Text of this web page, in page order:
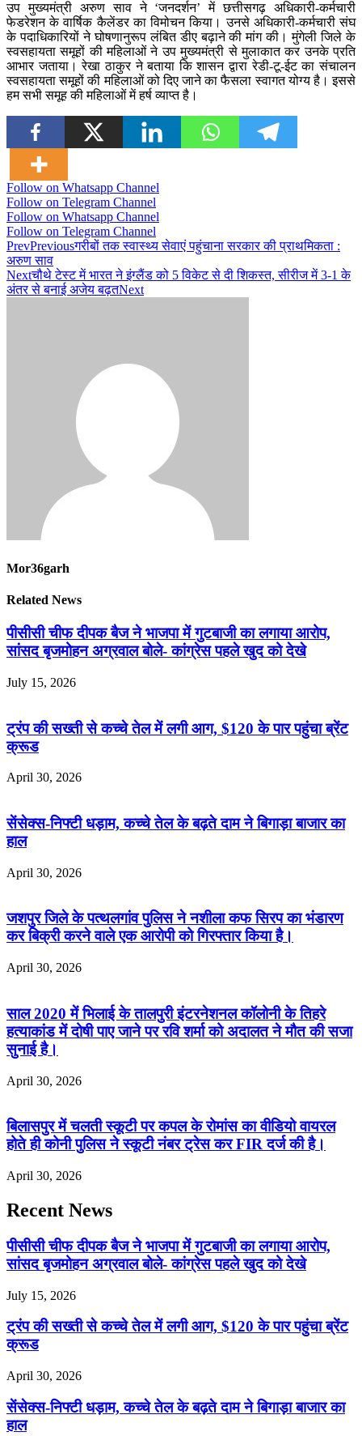
उप मुख्यमंत्री अरुण साव ने ‘जनदर्शन’ में छत्तीसगढ़ अधिकारी-कर्मचारी
फेडरेशन के वार्षिक कैलेंडर का विमोचन किया। उनसे अधिकारी-कर्मचारी संघ
के पदाधिकारियों ने घोषणानुरूप लंबित डीए बढ़ाने की मांग की। मुंगेली जिले के
स्वसहायता समूहों की महिलाओं ने उप मुख्यमंत्री से मुलाकात कर उनके प्रति
आभार जताया। रेखा ठाकुर ने बताया कि शासन द्वारा रेडी-टू-ईट का संचालन
स्वसहायता समूहों की महिलाओं को दिए जाने का फैसला स्वागत योग्य है। इससे
हम सभी समूह की महिलाओं में हर्ष व्याप्त है।
Follow on Whatsapp Channel
Follow on Telegram Channel
Follow on Whatsapp Channel
Follow on Telegram Channel
PrevPreviousगरीबों तक स्वास्थ्य सेवाएं पहुंचाना सरकार की प्राथमिकता :
अरुण साव
Nextचौथे टेस्ट में भारत ने इंग्लैंड को 5 विकेट से दी शिकस्त, सीरीज में 3-1 के
अंतर से बनाई अजेय बढ़तNext
Mor36garh
Related News
पीसीसी चीफ दीपक बैज ने भाजपा में गुटबाजी का लगाया आरोप,
सांसद बृजमोहन अग्रवाल बोले- कांग्रेस पहले खुद को देखे
July 15, 2026
ट्रंप की सख्ती से कच्चे तेल में लगी आग, $120 के पार पहुंचा ब्रेंट
क्रूड
April 30, 2026
सेंसेक्स-निफ्टी धड़ाम, कच्चे तेल के बढ़ते दाम ने बिगाड़ा बाजार का
हाल
April 30, 2026
जशपुर जिले के पत्थलगांव पुलिस ने नशीला कफ सिरप का भंडारण
कर बिक्री करने वाले एक आरोपी को गिरफ्तार किया है।
April 30, 2026
साल 2020 में भिलाई के तालपुरी इंटरनेशनल कॉलोनी के तिहरे
हत्याकांड में दोषी पाए जाने पर रवि शर्मा को अदालत ने मौत की सजा
सुनाई है।
April 30, 2026
बिलासपुर में चलती स्कूटी पर कपल के रोमांस का वीडियो वायरल
होते ही कोनी पुलिस ने स्कूटी नंबर ट्रेस कर FIR दर्ज की है।
April 30, 2026
Recent News
पीसीसी चीफ दीपक बैज ने भाजपा में गुटबाजी का लगाया आरोप,
सांसद बृजमोहन अग्रवाल बोले- कांग्रेस पहले खुद को देखे
July 15, 2026
ट्रंप की सख्ती से कच्चे तेल में लगी आग, $120 के पार पहुंचा ब्रेंट
क्रूड
April 30, 2026
सेंसेक्स-निफ्टी धड़ाम, कच्चे तेल के बढ़ते दाम ने बिगाड़ा बाजार का
हाल